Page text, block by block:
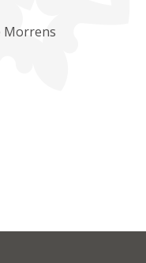
Morrens